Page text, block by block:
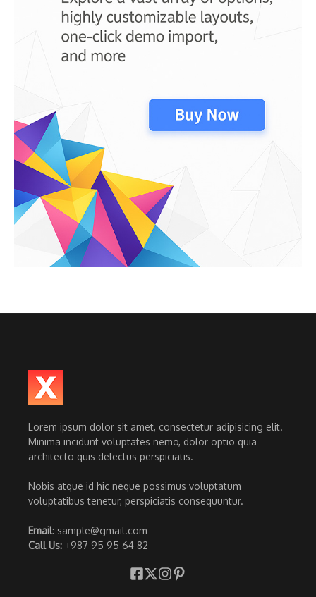
Lorem ipsum dolor sit amet, consectetur adipisicing elit.
Minima incidunt voluptates nemo, dolor optio quia
architecto quis delectus perspiciatis.
Nobis atque id hic neque possimus voluptatum
voluptatibus tenetur, perspiciatis consequuntur.
Email: sample@gmail.com
Call Us: +987 95 95 64 82